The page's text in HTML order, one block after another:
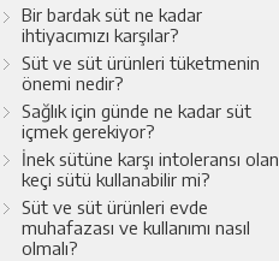
Bir bardak süt ne kadar
ihtiyacımızı karşılar?
Süt ve süt ürünleri tüketmenin
önemi nedir?
Sağlık için günde ne kadar süt
içmek gerekiyor?
İnek sütüne karşı intoleransı olan
keçi sütü kullanabilir mi?
Süt ve süt ürünleri evde
muhafazası ve kullanımı nasıl
olmalı?